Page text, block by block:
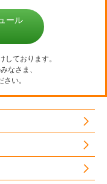
ール
ております。
なさま、
い。